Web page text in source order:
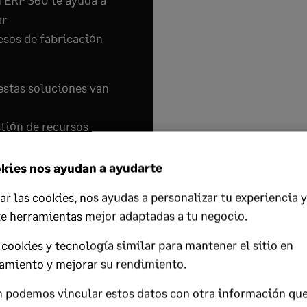
de fabricación
soluciones van
de recursos
gratis!
nos ayudan a ayudarte
las cookies, nos ayudas a personalizar tu experiencia
herramientas mejor adaptadas a tu negocio.
cookies y tecnología similar para mantener el sitio en
y mejorar su rendimiento.
podemos vincular estos datos con otra información